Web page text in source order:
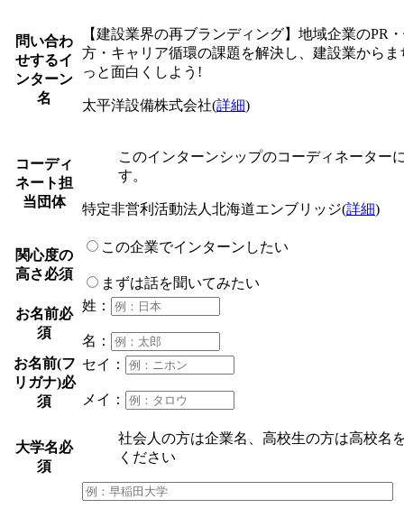
問い合わ
せするイ
ンターン
名
【建設業界の再ブランディング】地域企業のPR
方・キャリア循環の課題を解決し、建設業からま
っと面白くしよう!
太平洋設備株式会社(詳細)
コーディ
ネート担
当団体
このインターンシップのコーディネーター
す。
特定非営利活動法人北海道エンブリッジ(詳細)
関心度の
高さ必須
この企業でインターンしたい
まずは話を聞いてみたい
お名前必
須
姓：
名：
お名前(フ
リガナ)必
須
セイ：
メイ：
大学名必
須
社会人の方は企業名、高校生の方は高校名
ください